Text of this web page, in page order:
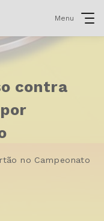
Menu
contra
no Campeonato